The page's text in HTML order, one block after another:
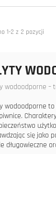
1-2 z 2 pozycji
wodoodporne –
wodoodporne
się jako
długowieczne